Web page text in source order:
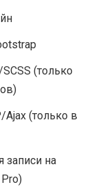
(только
(только в
на